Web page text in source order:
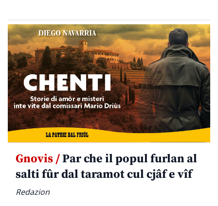
Gnovis /Par che il popul furlan al
salti fûr dal taramot cul cjâf e vîf
Redazion